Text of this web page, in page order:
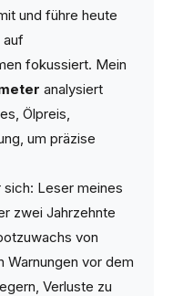
und führe heute
auf
fokussiert. Mein
analysiert
Ölpreis,
um präzise
Leser meines
zwei Jahrzehnte
von
Warnungen vor dem
Verluste zu